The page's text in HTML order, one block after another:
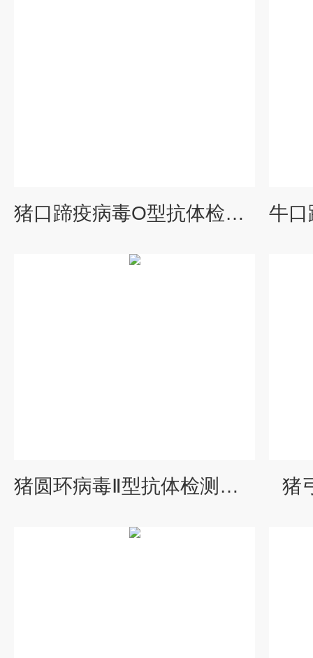
猪口蹄疫病毒O型抗体检测试剂盒
猪圆环病毒Ⅱ型抗体检测试剂盒 猪